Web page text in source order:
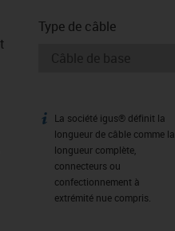
Type de câble
igus-icon-info
La société igus® définit la
longueur de câble comme la
longueur complète,
connecteurs ou
confectionnement à
extrémité nue compris.